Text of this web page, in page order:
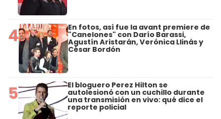
4 En fotos, así fue la avant premiere de
"Canelones" con Darío Barassi,
Agustín Aristarán, Verónica Llinás y
César Bordón
5 El bloguero Perez Hilton se
autolesionó con un cuchillo durante
una transmisión en vivo: qué dice el
reporte policial